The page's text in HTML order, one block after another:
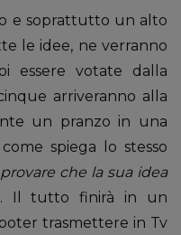
e soprattutto un alto
le idee, ne verranno
essere votate dalla
arriveranno alla
un pranzo in una
spiega lo stesso
che la sua idea
Il tutto finirà in un
trasmettere in Tv